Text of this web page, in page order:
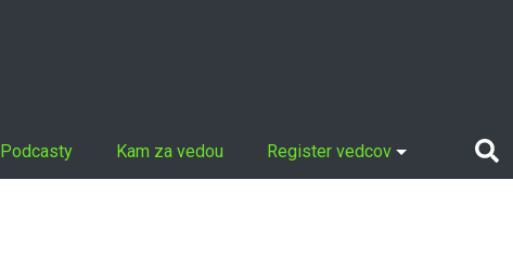
Podcasty Kam za vedou Register vedcov